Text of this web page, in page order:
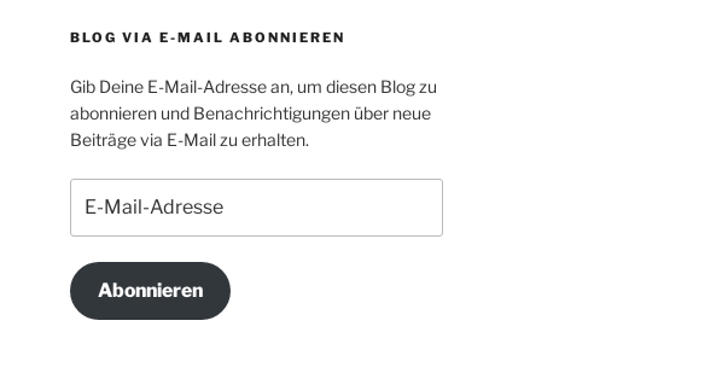
BLOG VIA E-MAIL ABONNIEREN
Gib Deine E-Mail-Adresse an, um diesen Blog zu
abonnieren und Benachrichtigungen über neue
Beiträge via E-Mail zu erhalten.
Mail-
Adresse
Abonnieren